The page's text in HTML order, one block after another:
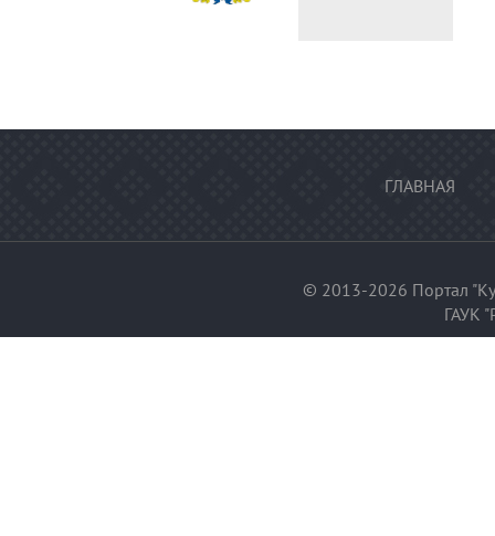
ГЛАВНАЯ
© 2013-2026 Портал
ГАУК